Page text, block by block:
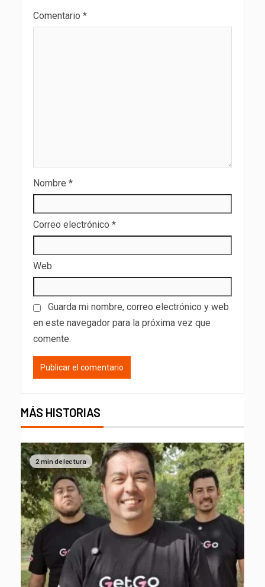
Comentario *
Nombre *
Correo electrónico *
Web
Guarda mi nombre, correo electrónico y web
en este navegador para la próxima vez que
comente.
MÁS HISTORIAS
2 min de lectura